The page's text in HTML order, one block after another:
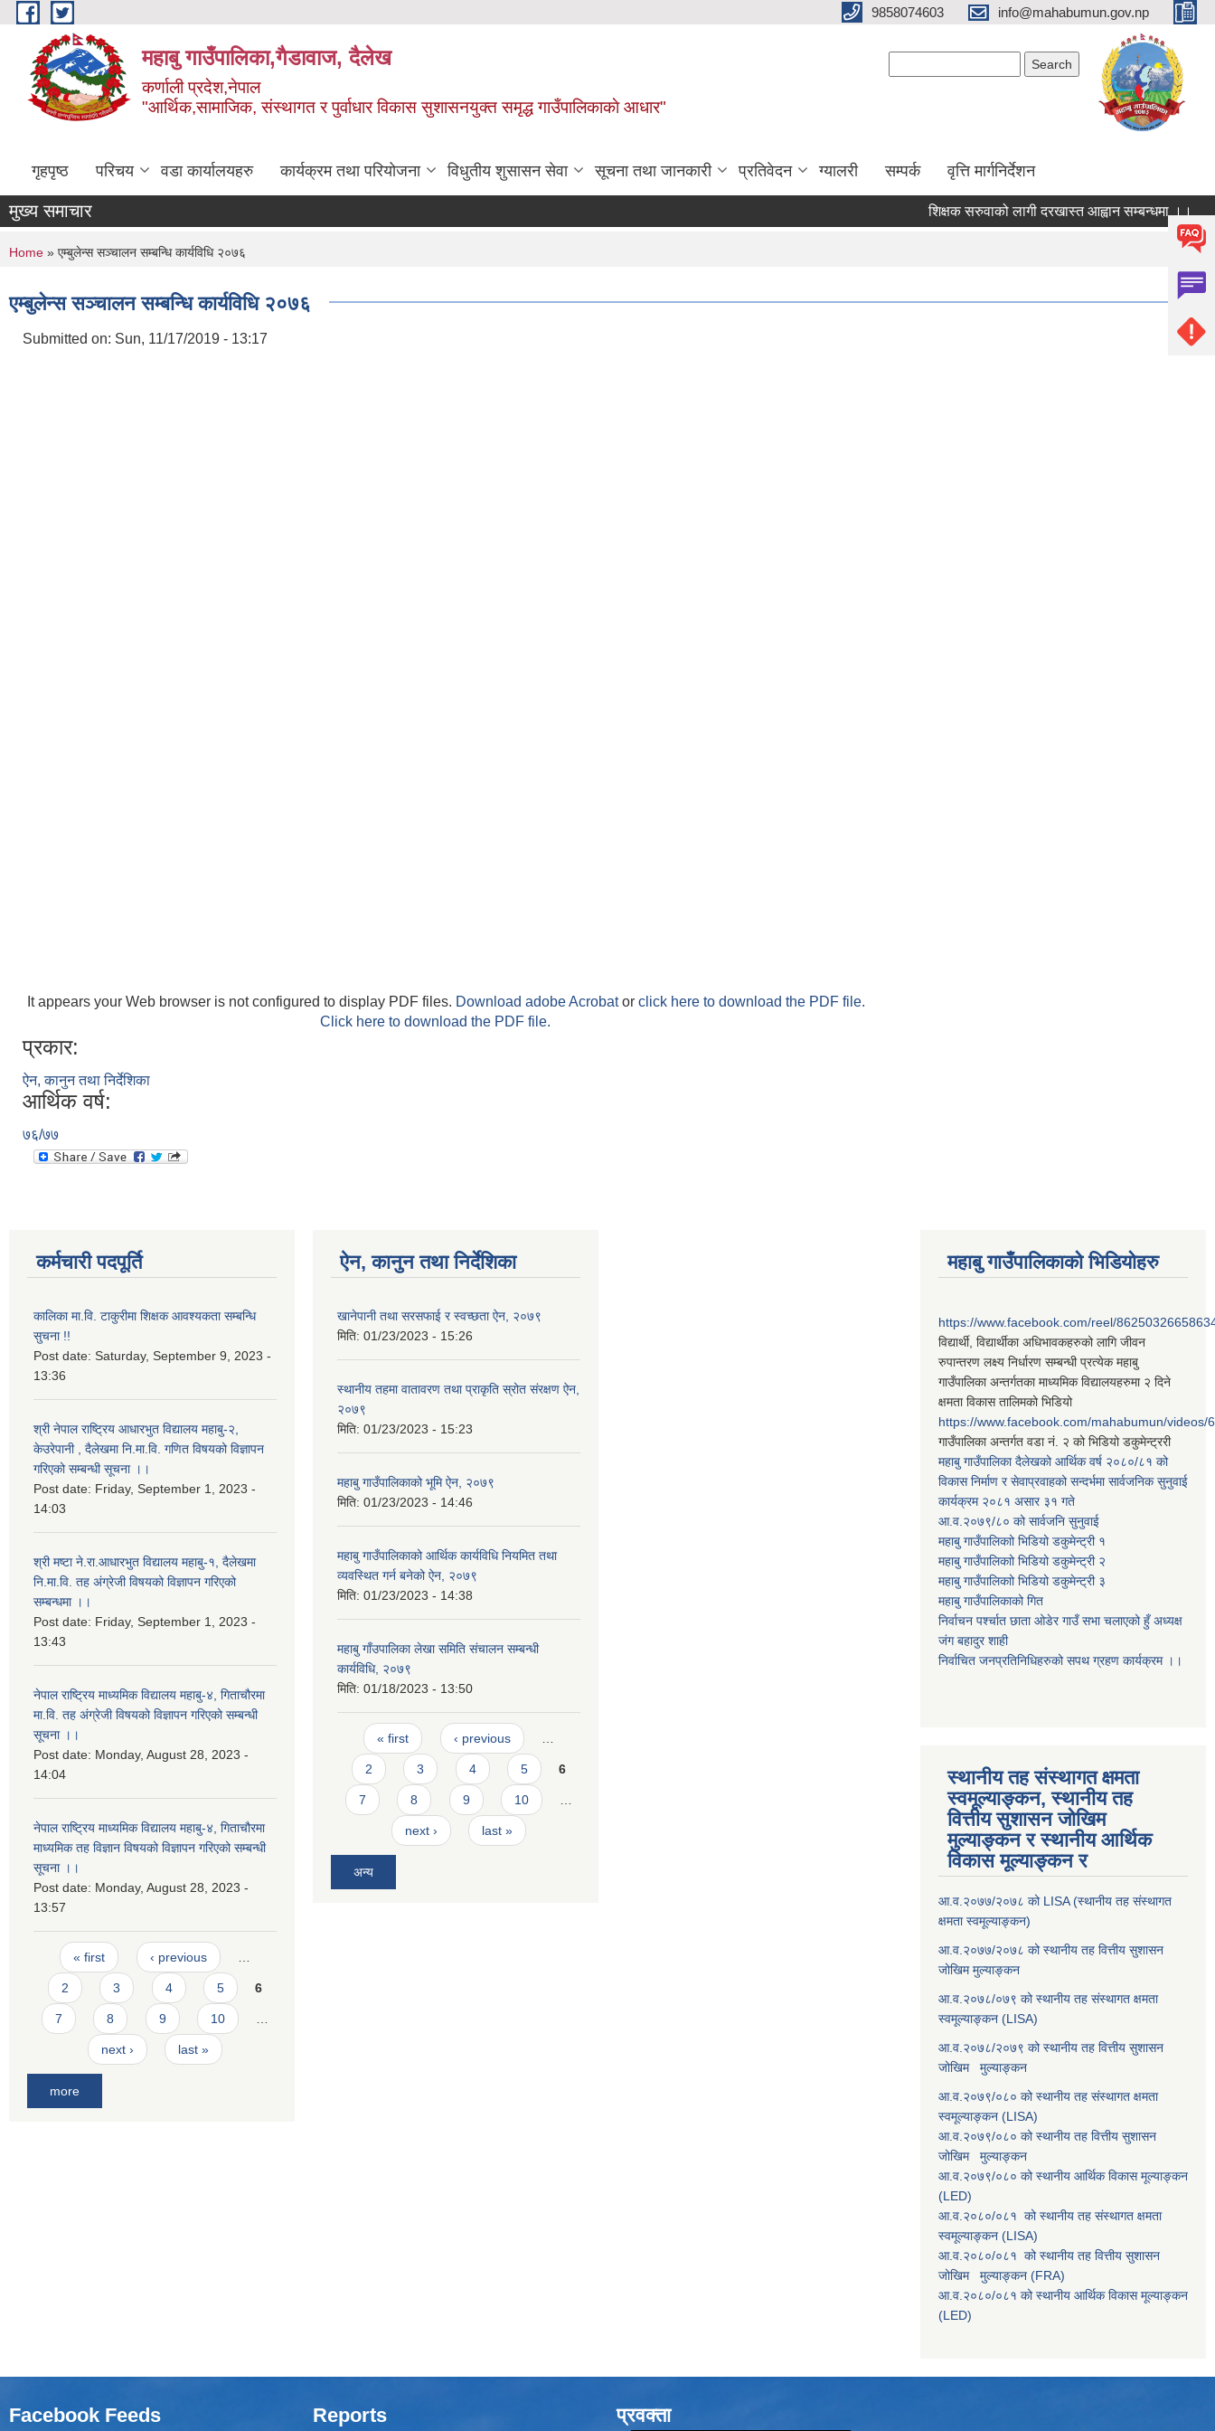
Skip to main content 9858074603 info@mahabumun.gov.np
महाबु गाउँपालिका,गैडावाज, दैलेख
कर्णाली प्रदेश,नेपाल
"आर्थिक,सामाजिक, संस्थागत र पुर्वाधार विकास सुशासनयुक्त समृद्ध गाउँपालिकाकाे आधार"
गृहपृष्ठ परिचय वडा कार्यालयहरु कार्यक्रम तथा परियोजना विधुतीय शुसासन सेवा सूचना तथा जानकारी प्रतिवेदन ग्यालरी सम्पर्क वृत्ति मार्गनिर्देशन
मुख्य समाचार शिक्षक सरुवाको लागी दरखास्त आह्वान सम्बन्धमा ।।
You are here
Home » एम्बुलेन्स सञ्चालन सम्बन्धि कार्यविधि २०७६
एम्बुलेन्स सञ्चालन सम्बन्धि कार्यविधि २०७६
Submitted on: Sun, 11/17/2019 - 13:17
It appears your Web browser is not configured to display PDF files. Download adobe Acrobator click here to download the PDF file.
Click here to download the PDF file.
प्रकार:
ऐन, कानुन तथा निर्देशिका
आर्थिक वर्ष:
७६/७७
कर्मचारी पदपूर्ति
कालिका मा.वि. टाकुरीमा शिक्षक आवश्यकता सम्बन्धि
सुचना !!
Post date: Saturday, September 9, 2023 -
13:36
श्री नेपाल राष्ट्रिय आधारभुत विद्यालय महाबु-२,
केउरेपानी , दैलेखमा नि.मा.वि. गणित विषयको विज्ञापन
गरिएको सम्बन्धी सूचना ।।
Post date: Friday, September 1, 2023 -
14:03
श्री मष्टा ने.रा.आधारभुत विद्यालय महाबु-१, दैलेखमा
नि.मा.वि. तह अंग्रेजी विषयको विज्ञापन गरिएको
सम्बन्धमा ।।
Post date: Friday, September 1, 2023 -
13:43
नेपाल राष्ट्रिय माध्यमिक विद्यालय महाबु-४, गिताचौरमा
मा.वि. तह अंग्रेजी विषयको विज्ञापन गरिएको सम्बन्धी
सूचना ।।
Post date: Monday, August 28, 2023 -
14:04
नेपाल राष्ट्रिय माध्यमिक विद्यालय महाबु-४, गिताचौरमा
माध्यमिक तह विज्ञान विषयको विज्ञापन गरिएको सम्बन्धी
सूचना ।।
Post date: Monday, August 28, 2023 -
13:57
Pages
« first ‹ previous
2 3 4 5 6
7 8 9 10
next › last »
more
ऐन, कानुन तथा निर्देशिका
खानेपानी तथा सरसफाई र स्वच्छता ऐन, २०७९
मिति: 01/23/2023 - 15:26
स्थानीय तहमा वातावरण तथा प्राकृति स्रोत संरक्षण ऐन,
२०७९
मिति: 01/23/2023 - 15:23
महाबु गाउँपालिकाको भूमि ऐन, २०७९
मिति: 01/23/2023 - 14:46
महाबु गाउँपालिकाको आर्थिक कार्यविधि नियमित तथा
व्यवस्थित गर्न बनेको ऐन, २०७९
मिति: 01/23/2023 - 14:38
महाबु गाँउपालिका लेखा समिति संचालन सम्बन्धी
कार्यविधि, २०७९
मिति: 01/18/2023 - 13:50
Pages
« first ‹ previous
2 3 4 5 6
7 8 9 10
next › last »
अन्य
महाबु गाउँपालिकाको भिडियोहरु
https://www.facebook.com/reel/
विद्यार्थी, विद्यार्थीका अधिभावकहरुको लागि जीवन
रुपान्तरण लक्ष्य निर्धारण सम्बन्धी प्रत्येक महाबु
गाउँपालिका अन्तर्गतका माध्यमिक विद्यालयहरुमा २ दिने
क्षमता विकास तालिमको भिडियो
https://www.facebook.com/mahabumun/videos/
गाउँपालिका अन्तर्गत वडा नं. २ को भिडियो डकुमेन्ट्ररी
महाबु गाउँपालिका दैलेखको आर्थिक वर्ष २०८०/८१ को
विकास निर्माण र सेवाप्रवाहको सन्दर्भमा सार्वजनिक सुनुवाई
कार्यक्रम २०८१ असार ३१ गते
आ.व.२०७९/८० को सार्वजनि सुनुवाई
महाबु गाउँपालिकाो भिडियो डकुमेन्ट्री १
महाबु गाउँपालिकाो भिडियो डकुमेन्ट्री २
महाबु गाउँपालिकाो भिडियो डकुमेन्ट्री ३
महाबु गाउँपालिकाको गित
निर्वाचन पर्श्चात छाता ओडेर गाउँ सभा चलाएको हुँ अध्यक्ष
जंग बहादुर शाही
निर्वाचित जनप्रतिनिधिहरुको सपथ ग्रहण कार्यक्रम ।।
स्थानीय तह संस्थागत क्षमता
स्वमूल्याङ्कन, स्थानीय तह
वित्तीय सुशासन जोखिम
मुल्याङ्कन र स्थानीय आर्थिक
विकास मूल्याङ्कन र
आ.व.२०७७/२०७८ को LISA (स्थानीय तह संस्थागत
क्षमता स्वमूल्याङ्कन)
आ.व.२०७७/२०७८ को स्थानीय तह वित्तीय सुशासन
जोखिम मुल्याङ्कन
आ.व.२०७८/०७९ को स्थानीय तह संस्थागत क्षमता
स्वमूल्याङ्कन (LISA)
आ.व.२०७८/२०७९ को स्थानीय तह वित्तीय सुशासन
जोखिम मुल्याङ्कन
आ.व.२०७९/०८० को स्थानीय तह संस्थागत क्षमता
स्वमूल्याङ्कन (LISA)
आ.व.२०७९/०८० को स्थानीय तह वित्तीय सुशासन
जोखिम मुल्याङ्कन
आ.व.२०७९/०८० को स्थानीय आर्थिक विकास मूल्याङ्कन
(LED)
आ.व.२०८०/०८१ को स्थानीय तह संस्थागत क्षमता
स्वमूल्याङ्कन (LISA)
आ.व.२०८०/०८१ को स्थानीय तह वित्तीय सुशासन
जोखिम मुल्याङ्कन (FRA)
आ.व.२०८०/०८१ को स्थानीय आर्थिक विकास मूल्याङ्कन
(LED)
Facebook Feeds Reports प्रवक्ता